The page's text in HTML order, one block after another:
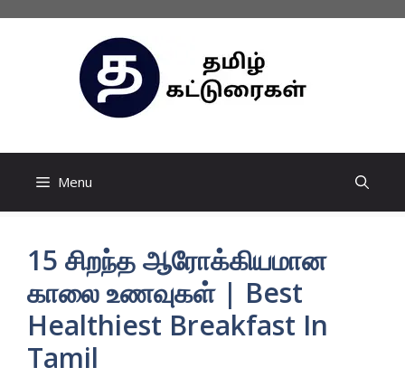
Menu
15 சிறந்த ஆரோக்கியமான
காலை உணவுகள் | Best
Healthiest Breakfast In
Tamil